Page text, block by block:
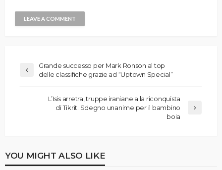
Grande successo per Mark Ronson al top
delle classifiche grazie ad “Uptown Special”
L’Isis arretra, truppe iraniane alla riconquista
di Tikrit. Sdegno unanime per il bambino
boia
YOU MIGHT ALSO LIKE